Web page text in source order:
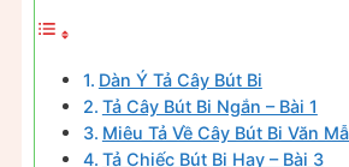
Dàn Ý Tả Cây Bút Bi
Tả Cây Bút Bi Ngắn – Bài 1
Miêu Tả Về Cây Bút Bi Văn
Tả Chiếc Bút Bi Hay – Bài 3